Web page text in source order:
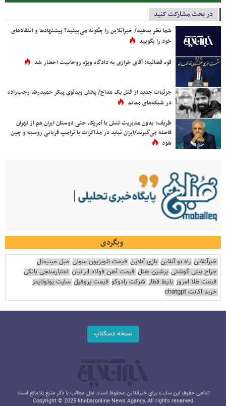
در بحث مشارکت کنید
شما نظر بدهید/ خبرآنلاین را چگونه می‌بینید؟ پیشنهادها و انتقادهای
خود را بگویید
قوه قضائیه: آقای خرازی به دادگاه ویژه روحانیت احضار شد
جزئیات جدید از قتل یک مداح/ پخش ویدئوی پیکر حمیدرضا رجب‌زاده
در شبکه‌های معاند
ظریف: بدون مدیریت تنش با آمریکا، حتی دوستان ایران هم از تهران
فاصله می‌گیرند/ایران نباید در مذاکرات با ترامپ قربانی روسیه و چین
شود
وبگردی
خبرآنلاین راه نو آنلاین بازی آنلاین قیمت تلویزیون سونی مبل مینیمال
جراح بینی گوشتی پرشین هتل قیمت آهن فولاد ایرانیان اعتبارسنجی بانکی
قیمت طلا امروز بلیط قطار شرکت رادوکو قیمت پروفیل سایت یوتوتایمز
خرید اکانت chatgpt
نسخه دسکتاپ
تمامی حقوق این سایت برای خبرآنلاین محفوظ است. نقل مطالب با ذکر منبع بلامانع است.
Copyright © 2025 khabaronline News Agancy, All rights reserved